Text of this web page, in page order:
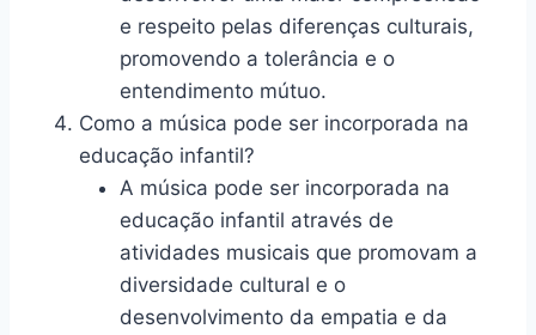
e respeito pelas diferenças culturais,
promovendo a tolerância e o
entendimento mútuo.
Como a música pode ser incorporada na
educação infantil?
A música pode ser incorporada na
educação infantil através de
atividades musicais que promovam a
diversidade cultural e o
desenvolvimento da empatia e da